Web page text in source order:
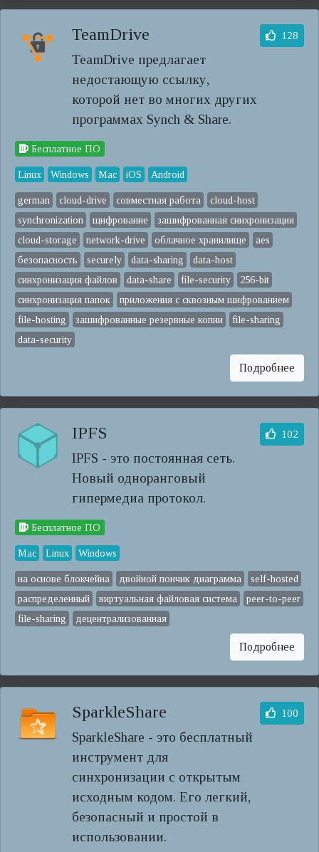
TeamDrive
TeamDrive предлагает
недостающую ссылку,
которой нет во многих других
программах Synch & Share.
128
Бесплатное ПО
Linux Windows Mac iOS Android
german cloud-drive совместная работа
cloud-host
synchronization
щифрование
зашифрованная синхронизация
cloud-storage
network-drive облачное хранилище
aes
безопасность
securely data-sharing
data-host
синхронизация файлов
data-share file-security
256-bit
синхронизация папок
приложения с сквозным шифрованием
file-hosting
зашифрованные резервные копии
file-sharing
data-security
Подробнее
IPFS
IPFS - это постоянная сеть.
Новый одноранговый
гипермедиа протокол.
102
Бесплатное ПО
Mac Linux Windows
на основе блокчейна двойной пончик диаграмма
self-hosted
распределенный
виртуальная файловая система
peer-to-peer
file-sharing
децентрализованная
Подробнее
SparkleShare
SparkleShare - это бесплатный
инструмент для
синхронизации с открытым
исходным кодом. Его легкий,
безопасный и простой в
использовании.
100